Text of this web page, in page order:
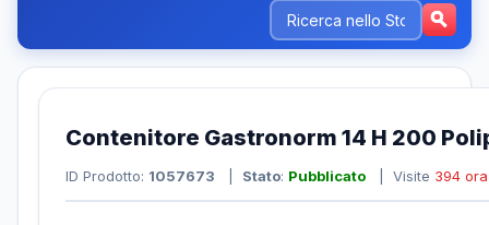
Contenitore Gastronorm 14 H 200
ID Prodotto: 1057673 Stato: Pubblicato | Visite 394 ora